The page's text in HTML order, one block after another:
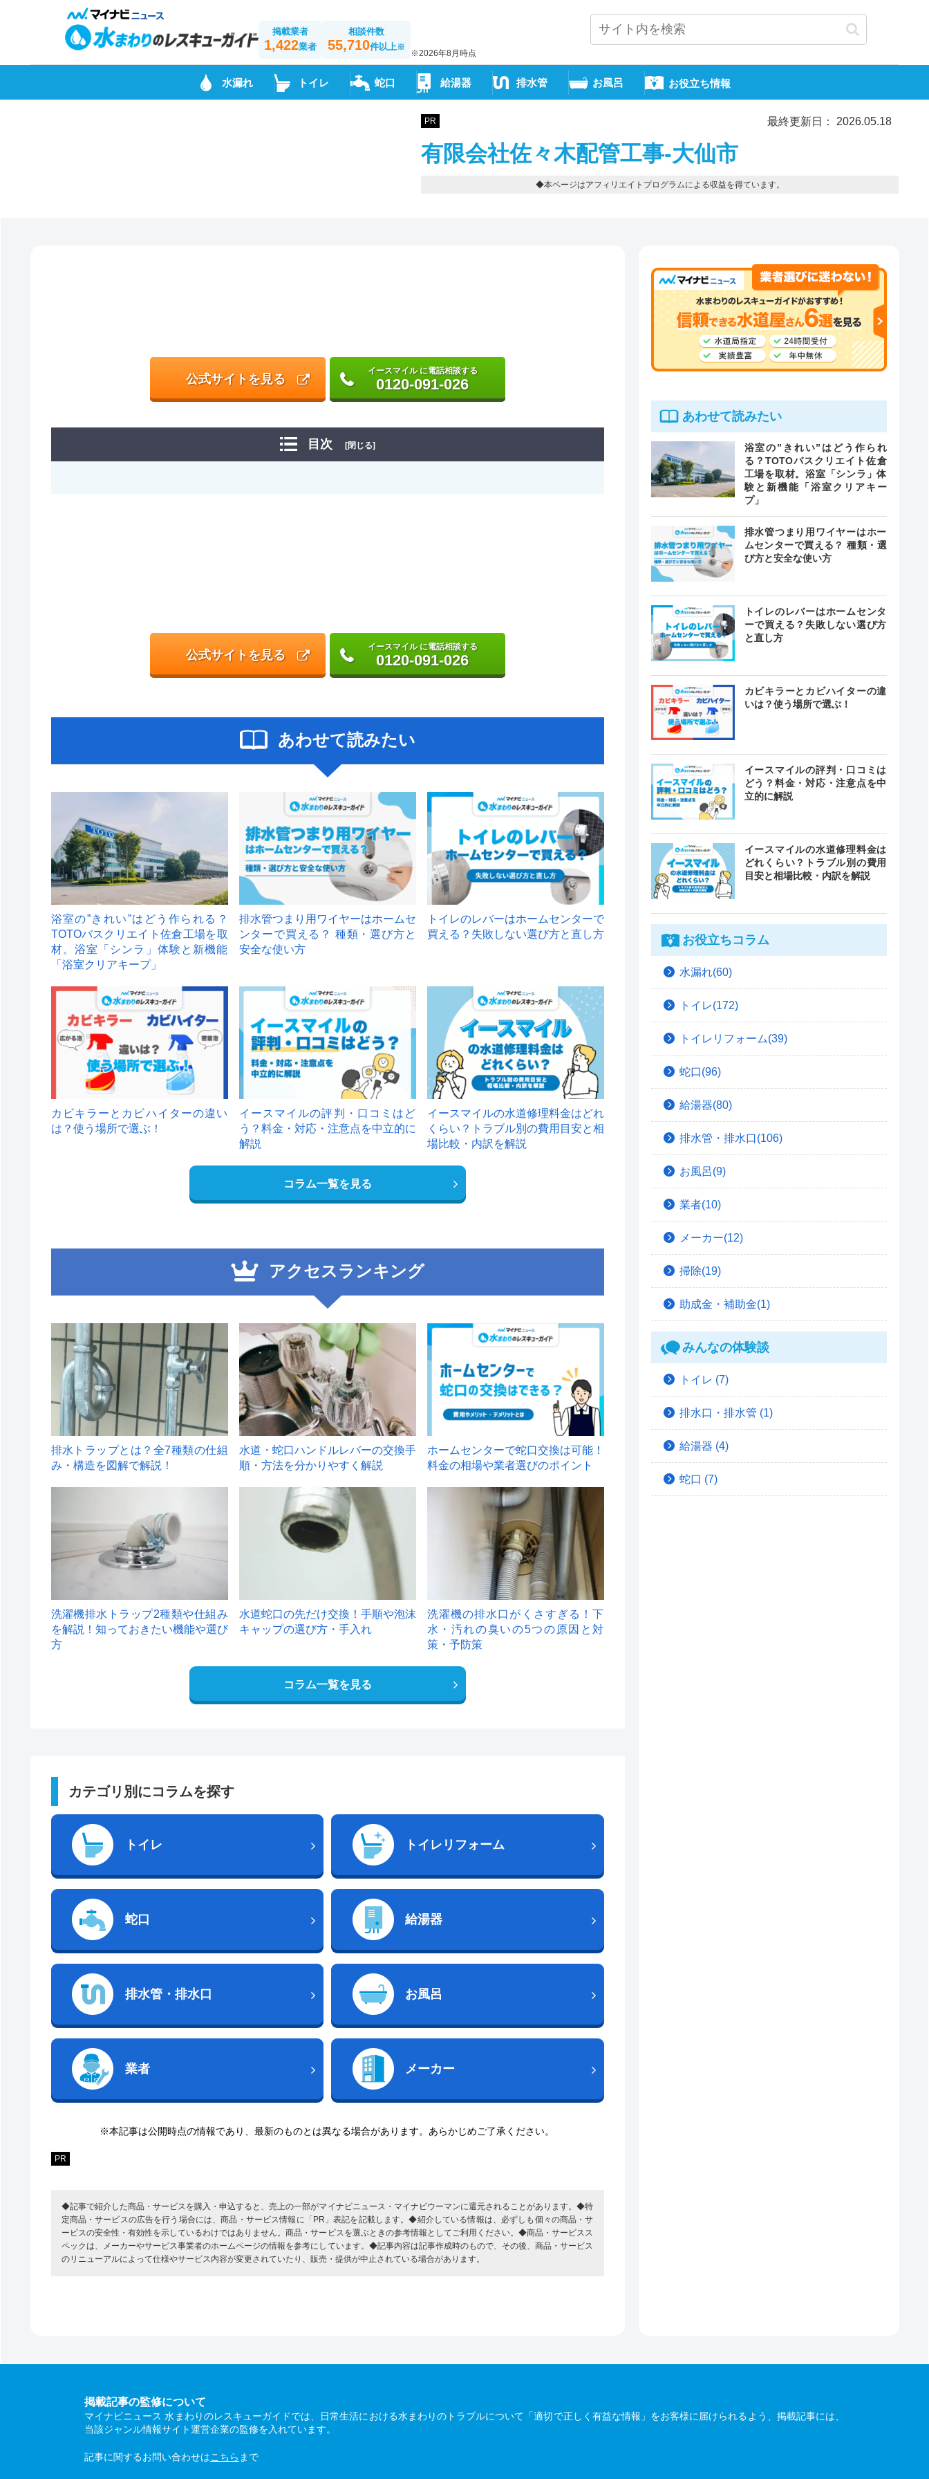
掲載業者
1,422業者
相談件数
55,710件以上※
※2026年8月時点
水漏れ トイレ 蛇口 給湯器 排水管 お風呂 お役立ち情報
PR 最終更新日： 2026.05.18
有限会社佐々木配管工事-大仙市
◆本ページはアフィリエイトプログラムによる収益を得ています。
公式サイトを見る
イースマイル に電話相談する
0120-091-026
目次 [閉じる]
公式サイトを見る
イースマイル に電話相談する
0120-091-026
あわせて読みたい
浴室の”きれい”はどう作られる？
TOTOバスクリエイト佐倉工場を取
材。浴室「シンラ」体験と新機能
「浴室クリアキープ」
排水管つまり用ワイヤーはホームセ
ンターで買える？ 種類・選び方と
安全な使い方
トイレのレバーはホームセンターで
買える？失敗しない選び方と直し方
カビキラーとカビハイターの違い
は？使う場所で選ぶ！
イースマイルの評判・口コミはど
う？料金・対応・注意点を中立的に
解説
イースマイルの水道修理料金はどれ
くらい？トラブル別の費用目安と相
場比較・内訳を解説
コラム一覧を見る
アクセスランキング
1
排水トラップとは？全7種類の仕組
み・構造を図解で解説！
2
水道・蛇口ハンドルレバーの交換手
順・方法を分かりやすく解説
ホームセンターで蛇口交換は可能！
料金の相場や業者選びのポイント
洗濯機排水トラップ2種類や仕組み
を解説！知っておきたい機能や選び
方
水道蛇口の先だけ交換！手順や泡沫
キャップの選び方・手入れ
洗濯機の排水口がくさすぎる！下
水・汚れの臭いの5つの原因と対
策・予防策
コラム一覧を見る
カテゴリ別にコラムを探す
トイレ トイレリフォーム
蛇口 給湯器
排水管・排水口 お風呂
業者 メーカー
※本記事は公開時点の情報であり、最新のものとは異なる場合があります。あらかじめご了承ください。
PR
◆記事で紹介した商品・サービスを購入・申込すると、売上の一部がマイナビニュース・マイナビウーマンに還元されることがあります。◆特
定商品・サービスの広告を行う場合には、商品・サービス情報に「PR」表記を記載します。◆紹介している情報は、必ずしも個々の商品・サ
ービスの安全性・有効性を示しているわけではありません。商品・サービスを選ぶときの参考情報としてご利用ください。◆商品・サービスス
ペックは、メーカーやサービス事業者のホームページの情報を参考にしています。◆記事内容は記事作成時のもので、その後、商品・サービス
のリニューアルによって仕様やサービス内容が変更されていたり、販売・提供が中止されている場合があります。
あわせて読みたい
浴室の”きれい”はどう作られ
る？TOTOバスクリエイト佐倉
工場を取材。浴室「シンラ」体
験と新機能「浴室クリアキー
プ」
排水管つまり用ワイヤーはホー
ムセンターで買える？ 種類・選
び方と安全な使い方
トイレのレバーはホームセンタ
ーで買える？失敗しない選び方
と直し方
カビキラーとカビハイターの違
いは？使う場所で選ぶ！
イースマイルの評判・口コミは
どう？料金・対応・注意点を中
立的に解説
イースマイルの水道修理料金は
どれくらい？トラブル別の費用
目安と相場比較・内訳を解説
お役立ちコラム
水漏れ(60)
トイレ(172)
トイレリフォーム(39)
蛇口(96)
給湯器(80)
排水管・排水口(106)
お風呂(9)
業者(10)
メーカー(12)
掃除(19)
助成金・補助金(1)
みんなの体験談
トイレ (7)
排水口・排水管 (1)
給湯器 (4)
蛇口 (7)
掲載記事の監修について
マイナビニュース 水まわりのレスキューガイドでは、日常生活における水まわりのトラブルについて「適切で正しく有益な情報」をお客様に届けられるよう、掲載記事には、
当該ジャンル情報サイト運営企業の監修を入れています。
記事に関するお問い合わせはこちら まで